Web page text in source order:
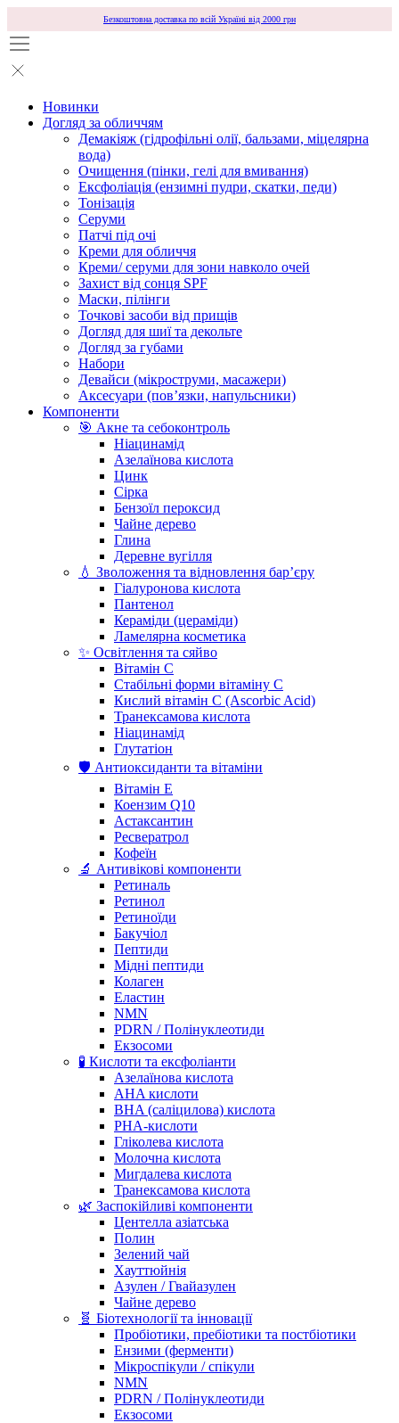
Безкоштовна доставка по всій Україні від 2000 грн
Новинки
Догляд за обличчям
Демакіяж (гідрофільні олії, бальзами, міцелярна
вода)
Очищення (пінки, гелі для вмивання)
Ексфоліація (ензимні пудри, скатки, педи)
Тонізація
Серуми
Патчі під очі
Креми для обличчя
Креми/ серуми для зони навколо очей
Захист від сонця SPF
Маски, пілінги
Точкові засоби від прищів
Догляд для шиї та декольте
Догляд за губами
Набори
Девайси (мікроструми, масажери)
Аксесуари (повʼязки, напульсники)
Компоненти
🎯 Акне та себоконтроль
Ніацинамід
Азелаїнова кислота
Цинк
Сірка
Бензоїл пероксид
Чайне дерево
Глина
Деревне вугілля
💧 Зволоження та відновлення бар’єру
Гіалуронова кислота
Пантенол
Кераміди (цераміди)
Ламелярна косметика
✨ Освітлення та сяйво
Вітамін С
Стабільні форми вітаміну С
Кислий вітамін С (Ascorbic Acid)
Транексамова кислота
Ніацинамід
Глутатіон
🛡️ Антиоксиданти та вітаміни
Вітамін Е
Коензим Q10
Астаксантин
Ресвератрол
Кофеїн
🔬 Антивікові компоненти
Ретиналь
Ретинол
Ретиноїди
Бакучіол
Пептиди
Мідні пептиди
Колаген
Еластин
NMN
PDRN / Полінуклеотиди
Екзосоми
🧪 Кислоти та ексфоліанти
Азелаїнова кислота
AHA кислоти
BHA (саліцилова) кислота
PHA-кислоти
Гліколева кислота
Молочна кислота
Мигдалева кислота
Транексамова кислота
🌿 Заспокійливі компоненти
Центелла азіатська
Полин
Зелений чай
Хауттюйнія
Азулен / Гвайазулен
Чайне дерево
🧬 Біотехнології та інновації
Пробіотики, пребіотики та постбіотики
Ензими (ферменти)
Мікроспікули / спікули
NMN
PDRN / Полінуклеотиди
Екзосоми